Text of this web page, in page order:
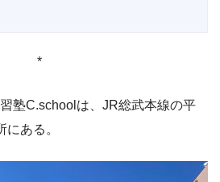
*
塾C.schoolは、JR総武本線の平
ある。